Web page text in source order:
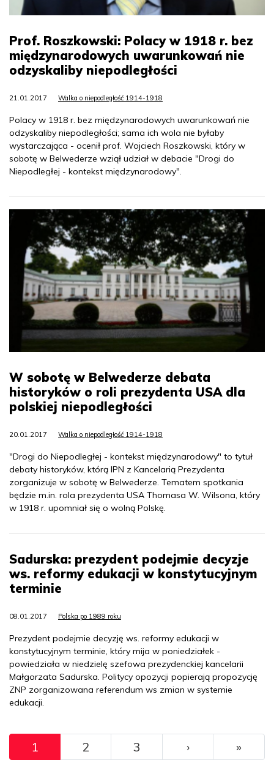
Prof. Roszkowski: Polacy w 1918 r. bez
międzynarodowych uwarunkowań nie
odzyskaliby niepodległości
21.01.2017 Walka o niepodległość 1914-1918
Polacy w 1918 r. bez międzynarodowych uwarunkowań nie
odzyskaliby niepodległości; sama ich wola nie byłaby
wystarczająca - ocenił prof. Wojciech Roszkowski, który w
sobotę w Belwederze wziął udział w debacie "Drogi do
Niepodległej - kontekst międzynarodowy".
W sobotę w Belwederze debata
historyków o roli prezydenta USA dla
polskiej niepodległości
20.01.2017 Walka o niepodległość 1914-1918
"Drogi do Niepodległej - kontekst międzynarodowy" to tytuł
debaty historyków, którą IPN z Kancelarią Prezydenta
zorganizuje w sobotę w Belwederze. Tematem spotkania
będzie m.in. rola prezydenta USA Thomasa W. Wilsona, który
w 1918 r. upomniał się o wolną Polskę.
Sadurska: prezydent podejmie decyzje
ws. reformy edukacji w konstytucyjnym
terminie
08.01.2017 Polska po 1989 roku
Prezydent podejmie decyzję ws. reformy edukacji w
konstytucyjnym terminie, który mija w poniedziałek -
powiedziała w niedzielę szefowa prezydenckiej kancelarii
Małgorzata Sadurska. Politycy opozycji popierają propozycję
ZNP zorganizowana referendum ws zmian w systemie
edukacji.
Pagination
1 2 3 ››› »